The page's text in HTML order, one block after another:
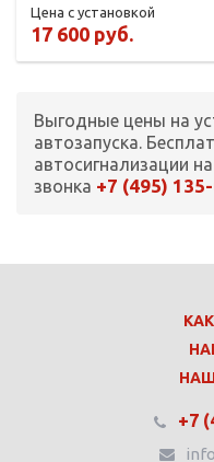
Цена с установкой
17 600 руб.
Выгодные цены на
автозапуска.
автосигнализации на
звонка +7 (495)
+7